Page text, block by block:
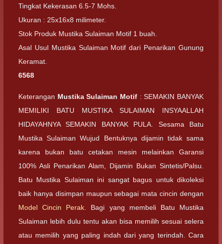
Tingkat Kekerasan 6.5-7 Mohs.
Ukuran : 25x16x8 milimeter.
Stok Produk Mustika Sulaiman Motif 1 buah.
Asal Usul Mustika Sulaiman Motif dari Penarikan Gunung
Keramat.
6568
Keterangan Mustika Sulaiman Motif : SEMAKIN BANYAK
MEMILIKI BATU MUSTIKA SULAIMAN INSYAALLAH
HIDAYAHNYA SEMAKIN BANYAK PULA. Sesama Batu
Mustika Sulaiman Wujud Bentuknya dijamin tidak sama
karena bukan batu cetakan mesin melainkan Garansi
100% Asli Penarikan Alam, Dijamin Bukan Sintetis/Palsu.
Batu Mustika Sulaiman ini sangat bagus untuk dikoleksi
baik hanya disimpan maupun sebagai mata cincin dengan
Model Cincin Perak . Bagi yang membeli Batu Mustika
Sulaiman lebih dulu tentu akan bisa memilih sesuai selera
atau memilih yang paling indah dari yang terindah. Cara